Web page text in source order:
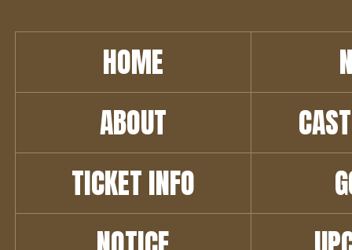
HOME
ABOUT
TICKET INFO